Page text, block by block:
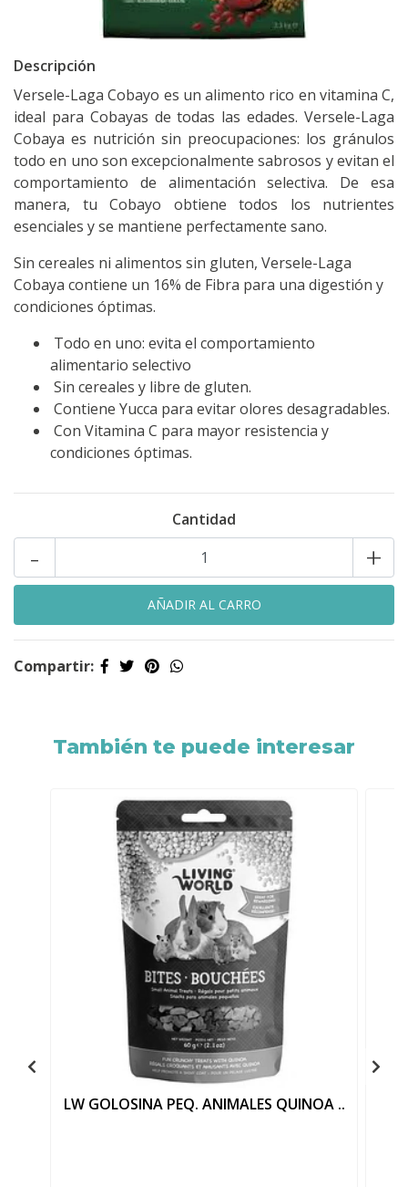
Descripción
Versele-Laga Cobayo es un alimento rico en vitamina C,
ideal para Cobayas de todas las edades. Versele-Laga
Cobaya es nutrición sin preocupaciones: los gránulos
todo en uno son excepcionalmente sabrosos y evitan el
comportamiento de alimentación selectiva. De esa
manera, tu Cobayo obtiene todos los nutrientes
esenciales y se mantiene perfectamente sano.
Sin cereales ni alimentos sin gluten, Versele-Laga
Cobaya contiene un 16% de Fibra para una digestión y
condiciones óptimas.
Todo en uno: evita el comportamiento
alimentario selectivo
Sin cereales y libre de gluten.
Contiene Yucca para evitar olores desagradables.
Con Vitamina C para mayor resistencia y
condiciones óptimas.
Cantidad
+
-
Compartir:
También te puede interesar
LW GOLOSINA PEQ. ANIMALES QUINOA ..